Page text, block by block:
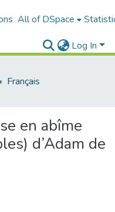
All of DSpace
Log In
Français
en abîme
d’Adam de